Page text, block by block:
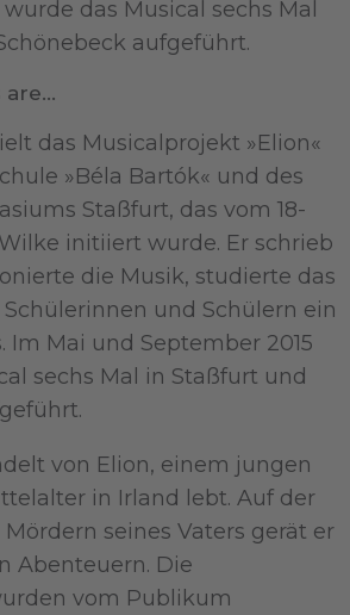
das Musical sechs Mal
aufgeführt.
das Musicalprojekt »Elion«
»Béla Bartók« und des
Staßfurt, das vom 18-
initiiert wurde. Er schrieb
die Musik, studierte das
und Schülern ein
Im Mai und September 2015
sechs Mal in Staßfurt und
von Elion, einem jungen
in Irland lebt. Auf der
seines Vaters gerät er
Abenteuern. Die
vom Publikum